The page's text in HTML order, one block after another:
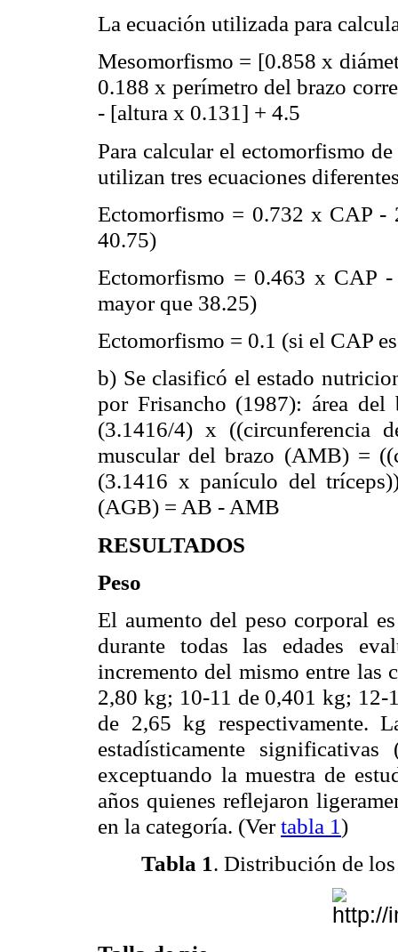
La ecuación utilizada para
Mesomorfismo = [0.858 x
0.188 x perímetro del brazo
- [altura x 0.131] + 4.5
Para calcular el ectomorfismo
utilizan tres ecuaciones
Ectomorfismo = 0.732 x CAP -
40.75)
Ectomorfismo = 0.463 x CAP
mayor que 38.25)
Ectomorfismo = 0.1 (si el CAP
b) Se clasificó el estado
por Frisancho (1987): área
(3.1416/4) x ((circunferencia
muscular del brazo (AMB) =
(3.1416 x panículo del
(AGB) = AB - AMB
RESULTADOS
Peso
El aumento del peso corporal
durante todas las edades
incremento del mismo entre las
2,80 kg; 10-11 de 0,401 kg;
de 2,65 kg respectivamente.
estadísticamente
exceptuando la muestra de
años quienes reflejaron
en la categoría. (Vertabla 1)
Tabla 1. Distribución de